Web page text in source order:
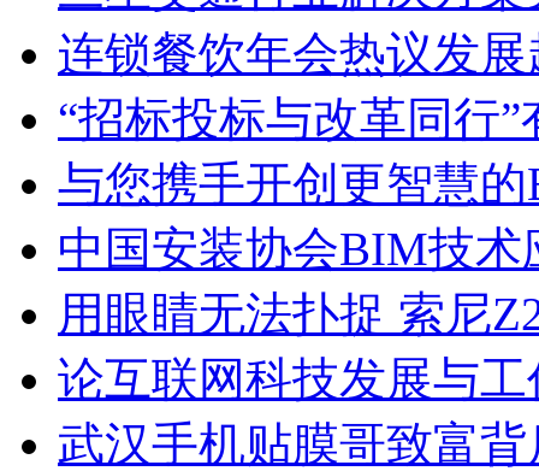
连锁餐饮年会热议发
“招标投标与改革同行
与您携手开创更智慧
中国安装协会BIM技
用眼睛无法扑捉 索尼
论互联网科技发展与
武汉手机贴膜哥致富